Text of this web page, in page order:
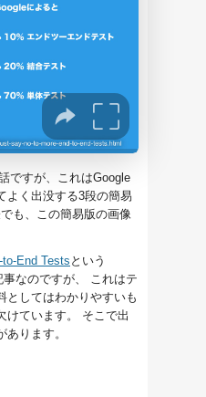
ですが、これはGoogle
よく出没する3段の簡易
も、この簡易版の画像
End Tests という
なのですが、 これはテ
としてはわかりやすいも
けています。 そこで出
ります。